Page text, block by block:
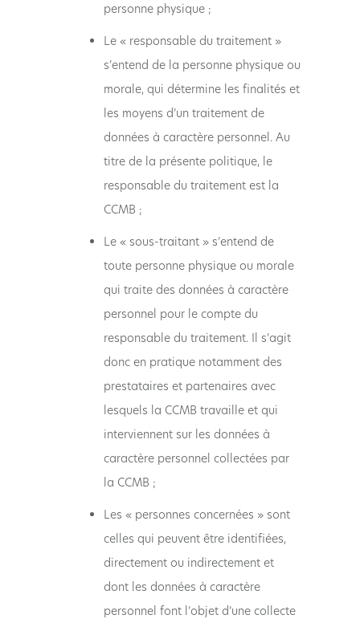
personne physique ;
Le « responsable du traitement »
s’entend de la personne physique ou
morale, qui détermine les finalités et
les moyens d’un traitement de
données à caractère personnel. Au
titre de la présente politique, le
responsable du traitement est la
CCMB ;
Le « sous-traitant » s’entend de
toute personne physique ou morale
qui traite des données à caractère
personnel pour le compte du
responsable du traitement. Il s’agit
donc en pratique notamment des
prestataires et partenaires avec
lesquels la CCMB travaille et qui
interviennent sur les données à
caractère personnel collectées par
la CCMB ;
Les « personnes concernées » sont
celles qui peuvent être identifiées,
directement ou indirectement et
dont les données à caractère
personnel font l’objet d’une collecte